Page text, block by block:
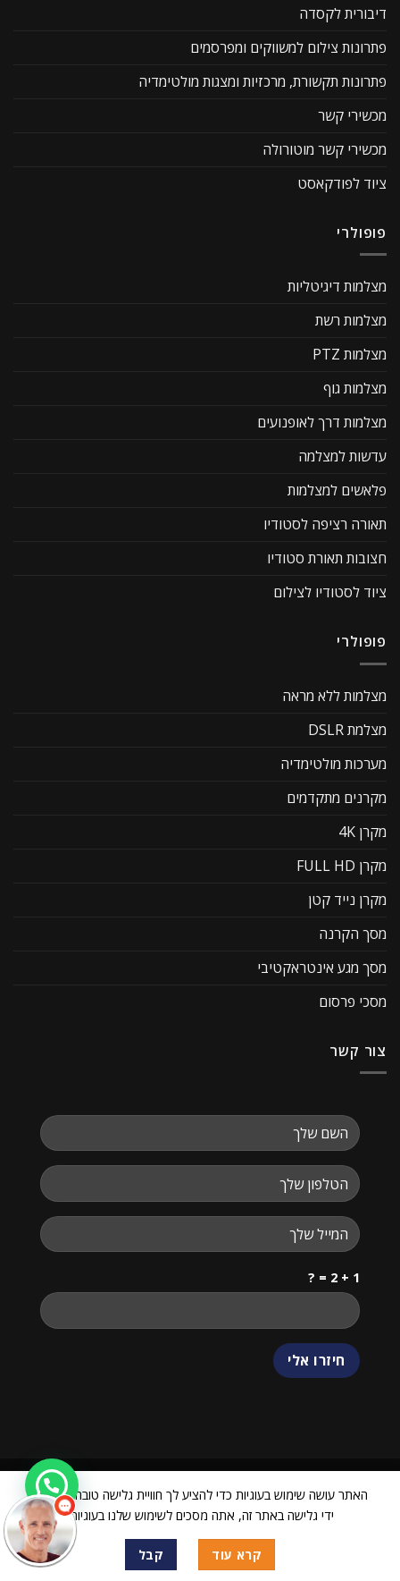
דיבורית לקסדה
פתרונות צילום למשווקים ומפרסמים
פתרונות תקשורת, מרכזיות ומצגות מולטימדיה
מכשירי קשר
מכשירי קשר מוטורולה
ציוד לפודקאסט
פופולרי
מצלמות דיגיטליות
מצלמות רשת
מצלמות PTZ
מצלמות גוף
מצלמות דרך לאופנועים
עדשות למצלמה
פלאשים למצלמות
תאורה רציפה לסטודיו
חצובות תאורת סטודיו
ציוד לסטודיו לצילום
פופולרי
מצלמות ללא מראה
מצלמת DSLR
מערכות מולטימדיה
מקרנים מתקדמים
מקרן 4K
מקרן FULL HD
מקרן נייד קטן
מסך הקרנה
מסך מגע אינטראקטיבי
מסכי פרסום
צור קשר
1 + 2 = ?
ביטול עסקה
24068751 VIEW CENTER
| מנוהל על ידי
WEmanage - ניהול אתרים
האתר עושה שימוש בעוגיות כדי להציע לך חוויית גלישה טובה יותר. על
ידי גלישה באתר זה, אתה מסכים לשימוש שלנו בעוגיות.
קרא עוד קבל